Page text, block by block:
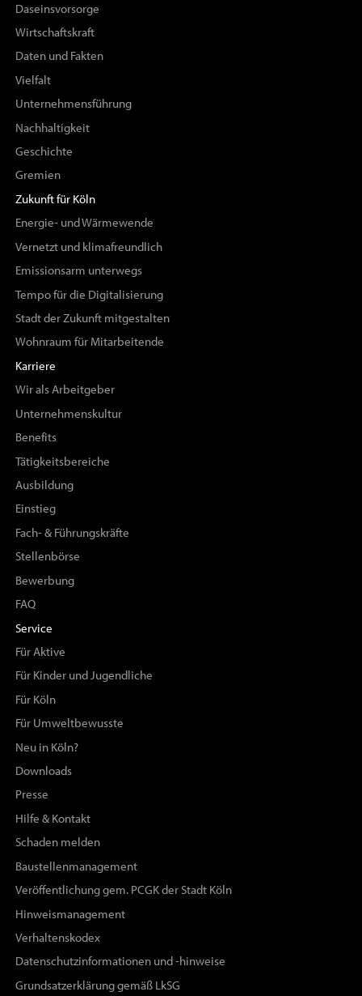
Daseinsvorsorge
Wirtschaftskraft
Daten und Fakten
Vielfalt
Unternehmensführung
Nachhaltigkeit
Geschichte
Gremien
Zukunft für Köln
Energie- und Wärmewende
Vernetzt und klimafreundlich
Emissionsarm unterwegs
Tempo für die Digitalisierung
Stadt der Zukunft mitgestalten
Wohnraum für Mitarbeitende
Karriere
Wir als Arbeitgeber
Unternehmenskultur
Benefits
Tätigkeitsbereiche
Ausbildung
Einstieg
Fach- & Führungskräfte
Stellenbörse
Bewerbung
FAQ
Service
Für Aktive
Für Kinder und Jugendliche
Für Köln
Für Umweltbewusste
Neu in Köln?
Downloads
Presse
Hilfe & Kontakt
Schaden melden
Baustellenmanagement
Veröffentlichung gem. PCGK der Stadt Köln
Hinweismanagement
Verhaltenskodex
Datenschutzinformationen und -hinweise
Grundsatzerklärung gemäß LkSG